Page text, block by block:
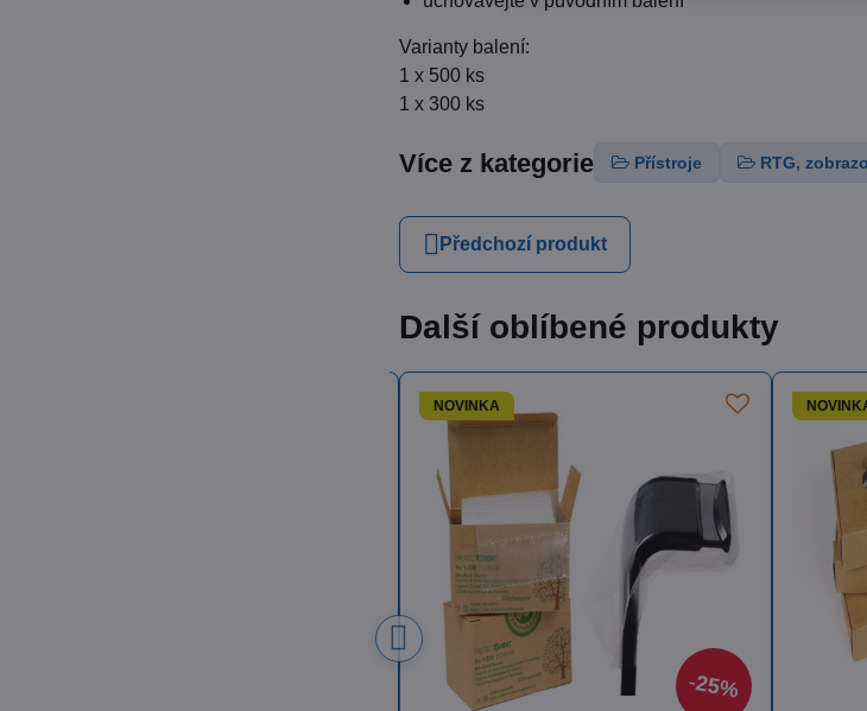
Varianty balení:
1 x 500 ks
1 x 300 ks
Více z kategorie Přístroje RTG,
Předchozí produkt
Další oblíbené produkty
1290 Kč
25%
NOVINKA